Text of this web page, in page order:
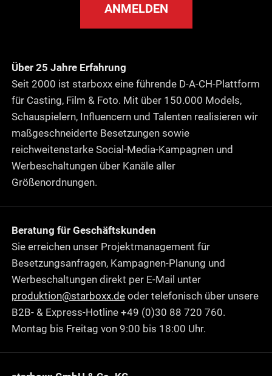
ANMELDEN
Über 25 Jahre Erfahrung
Seit 2000 ist starboxx eine führende D-A-CH-Plattform
für Casting, Film & Foto. Mit über 150.000 Models,
Schauspielern, Influencern und Talenten realisieren wir
maßgeschneiderte Besetzungen sowie
reichweitenstarke Social-Media-Kampagnen und
Werbeschaltungen über Kanäle aller
Größenordnungen.
Beratung für Geschäftskunden
Sie erreichen unser Projektmanagement für
Besetzungsanfragen, Kampagnen-Planung und
Werbeschaltungen direkt per E-Mail unter
produktion@starboxx.deoder telefonisch über unsere
B2B- & Express-Hotline +49 (0)30 88 720 760.
Montag bis Freitag von 9:00 bis 18:00 Uhr.